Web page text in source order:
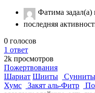
Фатима задал(а)
последняя
0 голосов
1 ответ
2k просмотров
Пожертвования
Шариат Шииты Сунниты
Хумс
Закят аль-Фитр